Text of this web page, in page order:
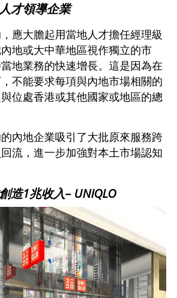
才領導企業
應大膽起用當地人才擔任經理級
地或大中華地區視作獨立的市
地業務的快速增長。這是因為在
不能要求每項與內地市場相關的
位處香港或其他國家或地區的總
內地企業吸引了大批原來服務跨
流，進一步加強對本土市場認知
造1兆收入– UNIQLO